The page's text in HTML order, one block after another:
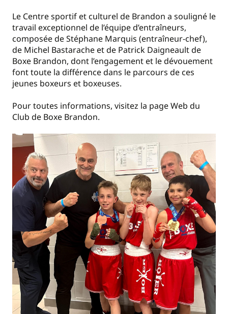
Le Centre sportif et culturel de Brandon a souligné le
travail exceptionnel de l’équipe d’entraîneurs,
composée de Stéphane Marquis (entraîneur-chef),
de Michel Bastarache et de Patrick Daigneault de
Boxe Brandon, dont l’engagement et le dévouement
font toute la différence dans le parcours de ces
jeunes boxeurs et boxeuses.
Pour toutes informations, visitez la page Web du
Club de Boxe Brandon.